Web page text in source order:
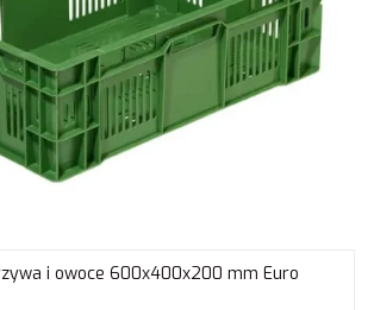
i owoce 600x400x200 mm Euro